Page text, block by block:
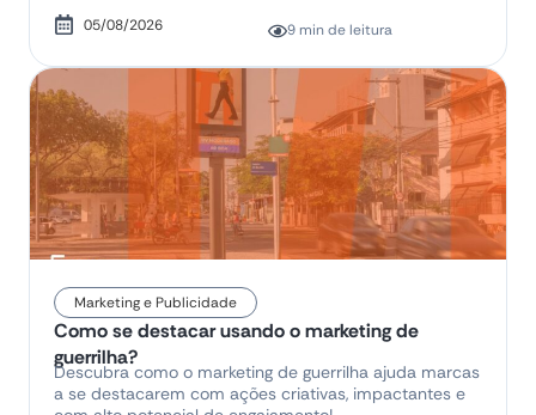
05/08/2026
9 min de leitura
Marketing e Publicidade
Como se destacar usando o marketing de
guerrilha?
Descubra como o marketing de guerrilha ajuda marcas
a se destacarem com ações criativas, impactantes e